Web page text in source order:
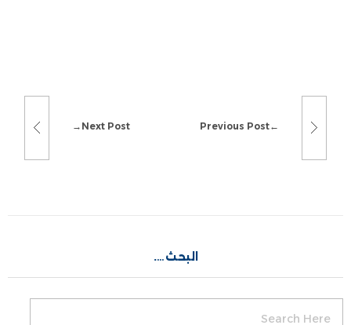
Previous Post
Next Post
البحث….